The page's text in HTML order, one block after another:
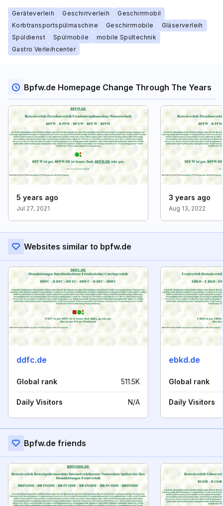
Geräteverleih Geschirrverleih
Geschirrmobil
Korbtransportspülmaschine
Geschirrmobile
Gläserverleih
Spüldienst
Spülmobile
mobile Spültechnik
Gastro Verleihcenter
Bpfw.de Homepage Change Through The Years
5 years ago
Jul 27, 2021
3 years ago
Aug 13, 2022
Websites similar to bpfw.de
ddfc.de
Global rank 511.5K
Daily Visitors N/A
ebkd.de
Global rank
Daily Visitors
Bpfw.de friends